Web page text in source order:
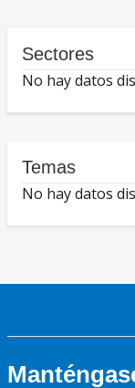
Sectores
No hay datos
Temas
No hay datos